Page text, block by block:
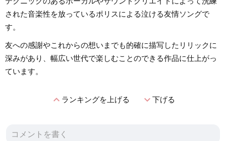
された音楽性を放っているポリスによる泣ける友情ソングで
す。
友への感謝やこれからの想いまでも的確に描写したリリックに
深みがあり、幅広い世代で楽しむことのできる作品に仕上がっ
ています。
expand_lessランキングを上げる expand_more下げる